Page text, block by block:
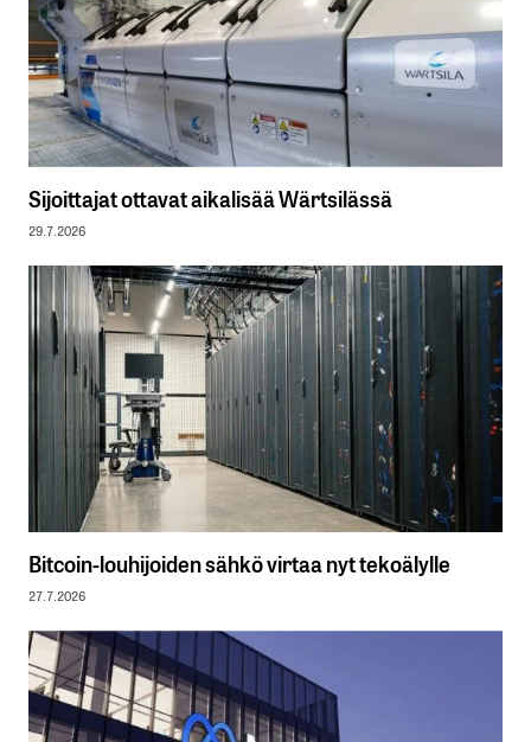
Sijoittajat ottavat aikalisää Wärtsilässä
29.7.2026
Bitcoin-louhijoiden sähkö virtaa nyt tekoälylle
27.7.2026